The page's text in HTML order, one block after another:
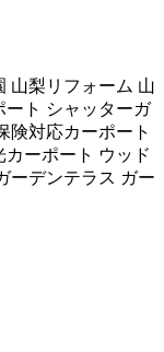
山梨リフォーム 山
ート シャッターガ
険対応カーポート
ーポート ウッド
ーデンテラス ガー